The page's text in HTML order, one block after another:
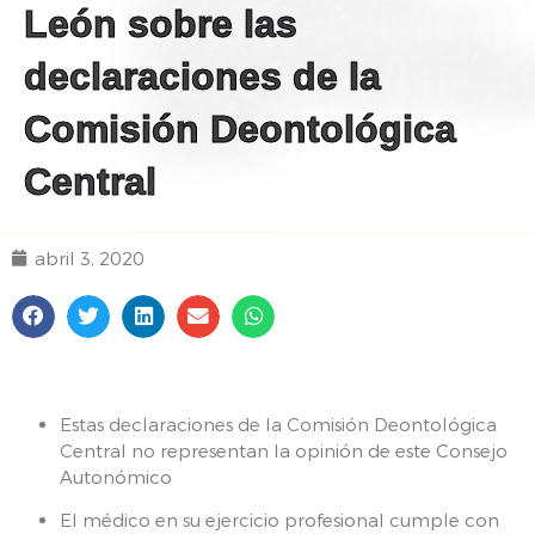
León sobre las
declaraciones de la
Comisión Deontológica
Central
abril 3, 2020
Estas declaraciones de la Comisión Deontológica
Central no representan la opinión de este Consejo
Autonómico
El médico en su ejercicio profesional cumple con